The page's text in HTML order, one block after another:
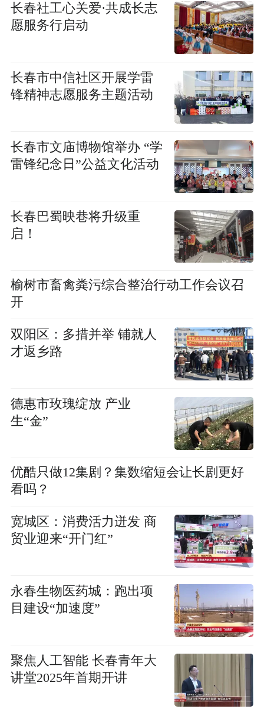
长春社工心关爱·共成长志
愿服务行启动
长春市中信社区开展学雷
锋精神志愿服务主题活动
长春市文庙博物馆举办 “学
雷锋纪念日”公益文化活动
长春巴蜀映巷将升级重
启！
榆树市畜禽粪污综合整治行动工作会议召
开
双阳区：多措并举 铺就人
才返乡路
德惠市玫瑰绽放 产业
生“金”
优酷只做12集剧？集数缩短会让长剧更好
看吗？
宽城区：消费活力迸发 商
贸业迎来“开门红”
永春生物医药城：跑出项
目建设“加速度”
聚焦人工智能 长春青年大
讲堂2025年首期开讲